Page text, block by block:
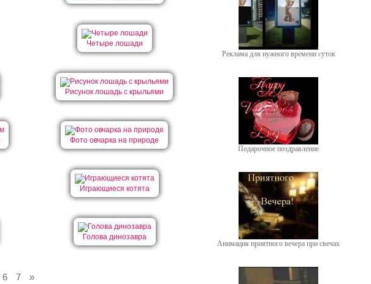
Четыре лошади
Рисунок лошадь с крыльями
Фото овчарка на природе
Играющиеся котята
Голова динозавра
6 7 »
Реклама для нужного времени суток
Подарочное поздравление
Анимация приятного вечера при свечах